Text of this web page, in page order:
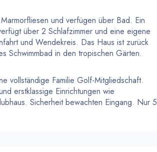
und verfügen über Bad. Ein
über 2 Schlafzimmer und eine eigene
und Wendekreis. Das Haus ist zurück
Schwimmbad in den tropischen Gärten.
vollständige Familie Golf-Mitgliedschaft.
erstklassige Einrichtungen wie
Sicherheit bewachten Eingang. Nur 5